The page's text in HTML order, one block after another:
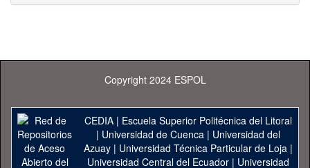
Copyright 2024 ESPOL
CEDIA| Escuela Superior Politécnica del Litoral
| Universidad de Cuenca| Universidad del
Azuay| Universidad Técnica Particular de Loja|
Universidad Central del Ecuador| Universidad